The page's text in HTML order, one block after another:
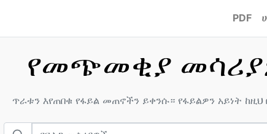
PDF
የመጭመቂያ
ጥራቱን እየጠበቁ የፋይል መጠኖችን ይቀንሱ። የፋይልዎን አይነት